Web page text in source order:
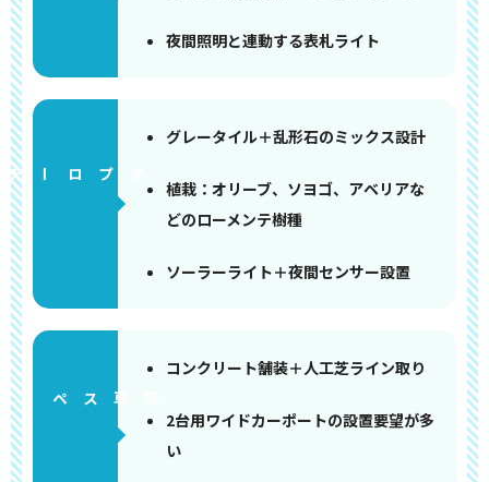
夜間照明と連動する表札ライト
アプローチ
グレータイル＋乱形石のミックス設計
植栽：オリーブ、ソヨゴ、アベリアな
どのローメンテ樹種
ソーラーライト＋夜間センサー設置
コンクリート舗装＋人工芝ライン取り
2台用ワイドカーポートの設置要望が多
い